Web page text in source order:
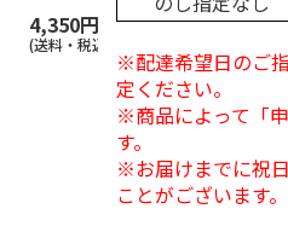
4,350円
(送料・税込)
3,600円
※配達希望日のご
定ください。
※商品によって「
す。
※お届けまでに祝
ことがございます